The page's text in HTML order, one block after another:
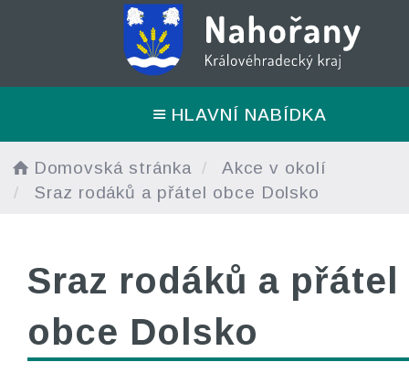
HLAVNÍ NABÍDKA
Domovská stránka
Akce v okolí
Sraz rodáků a přátel obce Dolsko
Sraz rodáků a přátel
obce Dolsko